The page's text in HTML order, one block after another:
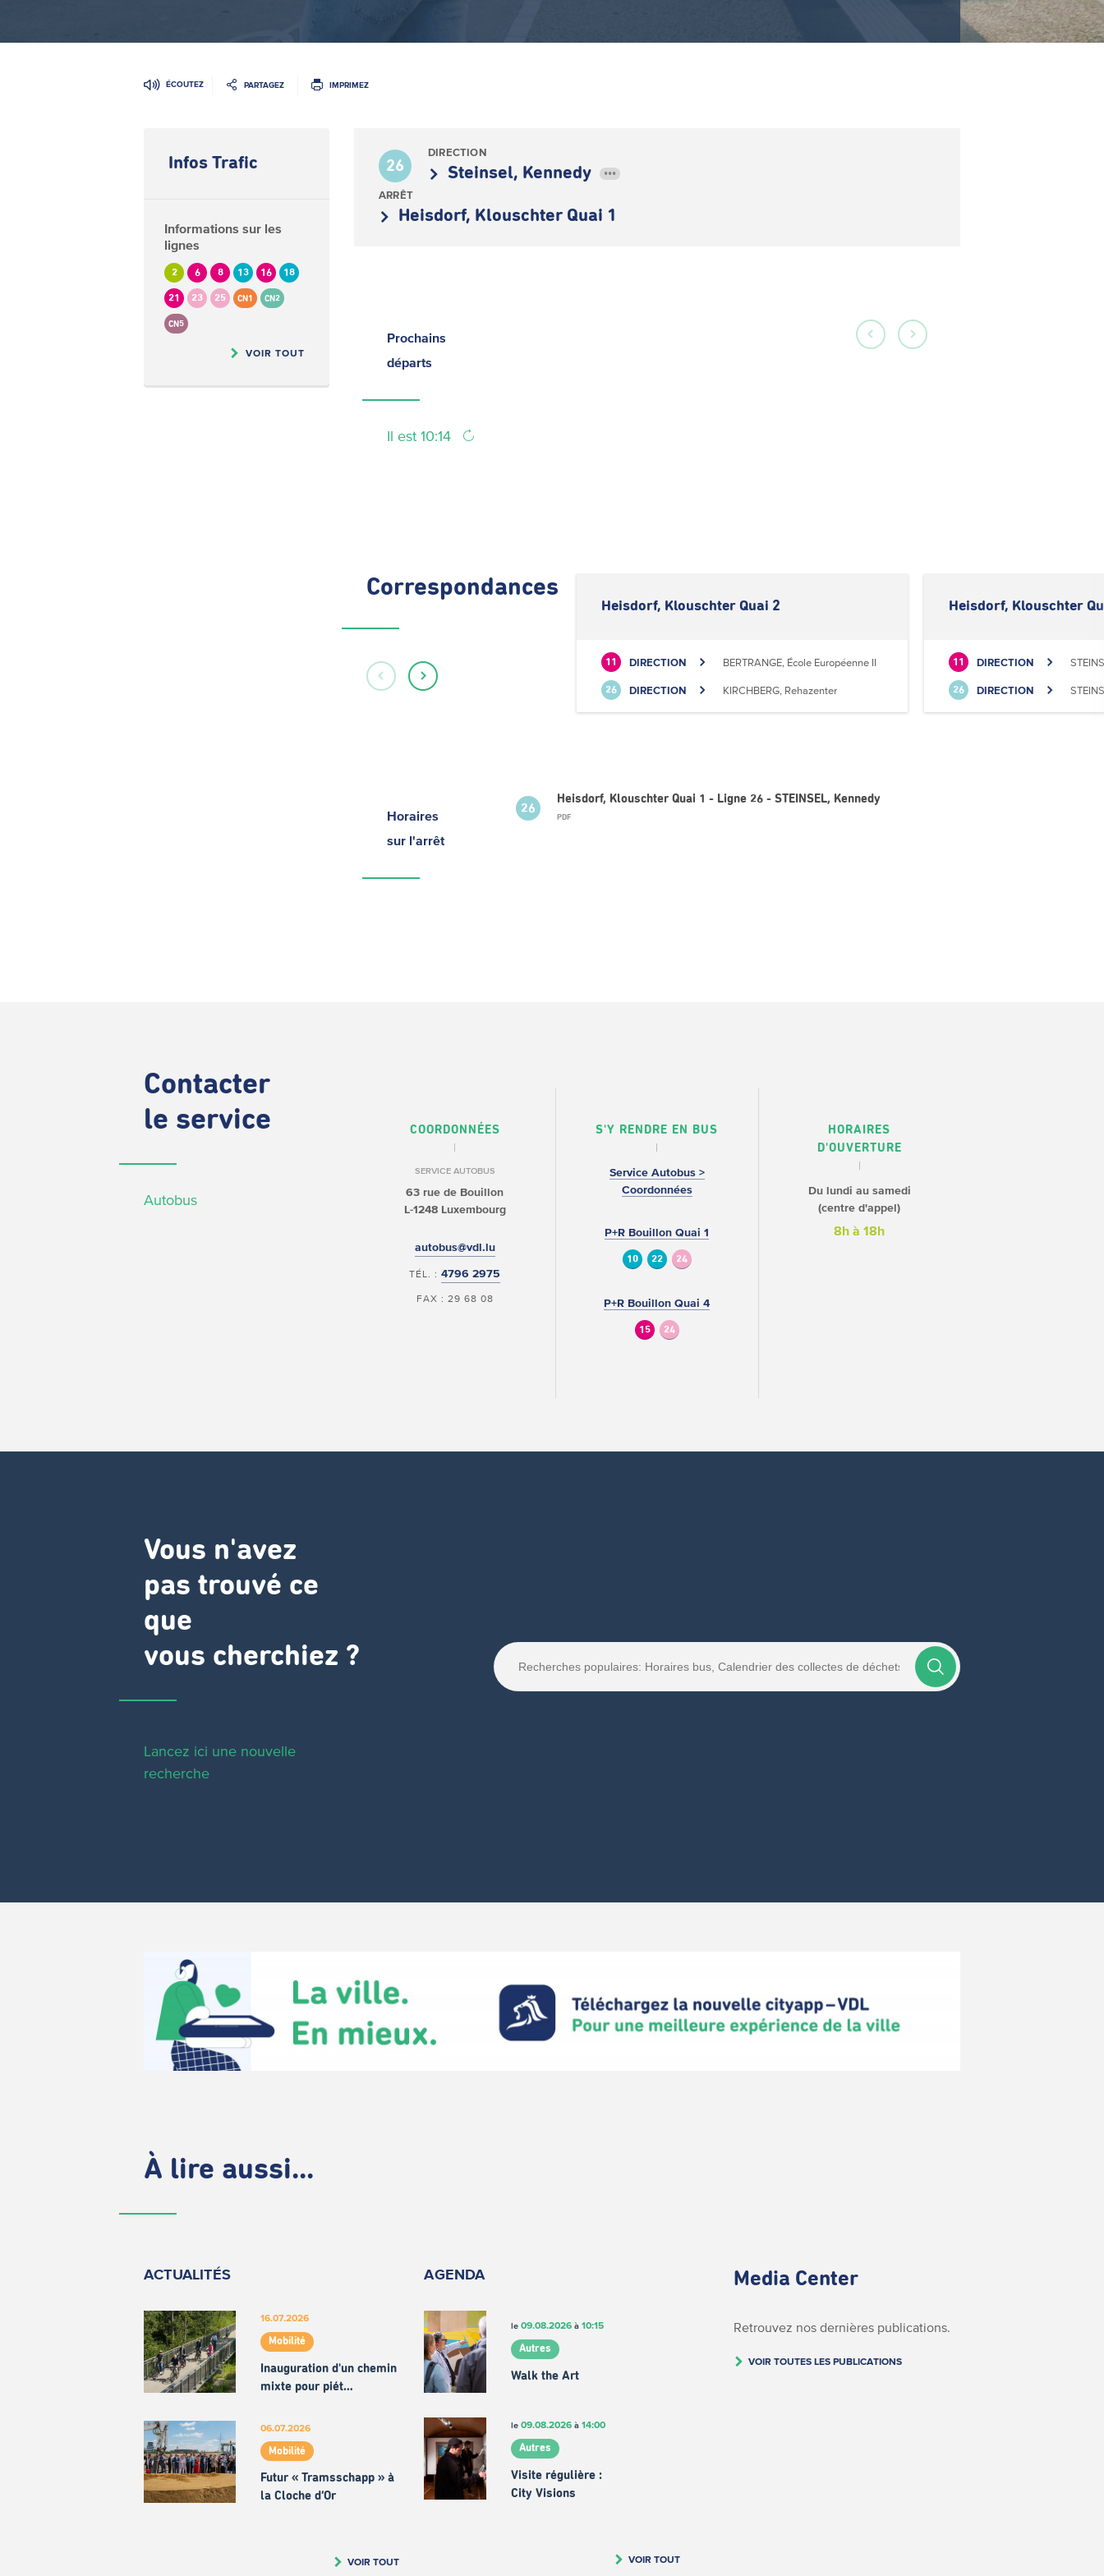
ÉCOUTEZ PARTAGEZ IMPRIMEZ
Infos Trafic
Informations sur les
lignes
2 6 8 13 16 18
21 23 25 CN1 CN2
CN5
VOIR TOUT
26
DIRECTION
Steinsel, Kennedy •••
ARRÊT
Heisdorf, Klouschter Quai 1
Prochains
départs
Il est 10:14
Correspondances
Heisdorf, Klouschter Quai 2
11 DIRECTION BERTRANGE, École Européenne II
26 DIRECTION KIRCHBERG, Rehazenter
Heisdorf, Klouschter
11 DIRECTION
26 DIRECTION
Horaires
sur l'arrêt
26
Heisdorf, Klouschter Quai 1 - Ligne 26 - STEINSEL, Kennedy
PDF
Contacter
le service
Autobus
COORDONNÉES
SERVICE AUTOBUS
63 rue de Bouillon
L-1248 Luxembourg
autobus@vdl.lu
TÉL. :4796 2975
FAX : 29 68 08
S'Y RENDRE EN BUS
Service Autobus >
Coordonnées
P+R Bouillon Quai 1
10 22 24
P+R Bouillon Quai 4
15 24
HORAIRES
D'OUVERTURE
Du lundi au samedi
(centre d'appel)
8h à 18h
Vous n'avez
pas trouvé ce
que
vous cherchiez ?
Lancez ici une nouvelle
recherche
À lire aussi...
ACTUALITÉS
16.07.2026
Mobilité
Inauguration d'un chemin
mixte pour piét…
06.07.2026
Mobilité
Futur « Tramsschapp » à
la Cloche d’Or
VOIR TOUT
AGENDA
le09.08.2026 à10:15
Autres
Walk the Art
le09.08.2026 à14:00
Autres
Visite régulière :
City Visions
VOIR TOUT
Media Center
Retrouvez nos dernières publications.
VOIR TOUTES LES PUBLICATIONS